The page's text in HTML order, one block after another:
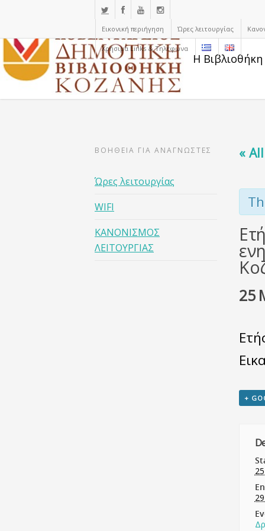
Εικονική περιήγηση Ώρες λειτουργίας
Χρήσιμα Links & Τηλέφωνα
Η
«
25
+
ΒΟΗΘΕΙΑ ΓΙΑ ΑΝΑΓΝΩΣΤΕΣ
Ώρες λειτουργίας
WIFI
ΚΑΝΟΝΙΣΜΟΣ
ΛΕΙΤΟΥΡΓΙΑΣ